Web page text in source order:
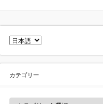
言
語
カテゴリー